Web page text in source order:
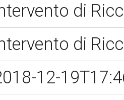
di
di
12-